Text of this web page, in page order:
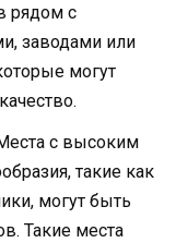
рядом с
заводами или
могут
с высоким
такие как
могут быть
Такие места